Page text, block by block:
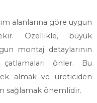
alanlarına göre uygun
Özellikle, büyük
montaj detaylarının
çatlamaları önler. Bu
almak ve üreticiden
sağlamak önemlidir.